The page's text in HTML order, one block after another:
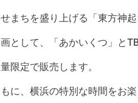
まちを盛り上げる「東方神
として、「あかいくつ」と
限定で販売します。
に、横浜の特別な時間をお楽